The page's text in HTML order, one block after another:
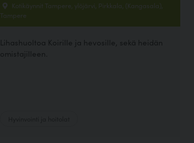
Kotikäynnit Tampere, ylöjärvi, Pirkkala, (Kangasala),
Tampere
Lihashuoltoa Koirille ja hevosille, sekä heidän
omistajilleen.